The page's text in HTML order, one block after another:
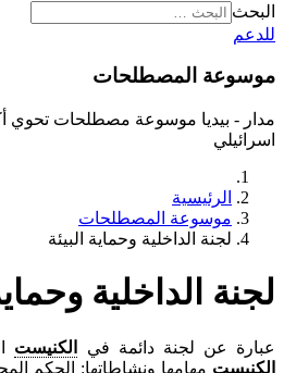
البحث
للدعم
موسوعة المصطلحات
اسرائيلي
الرئيسية
موسوعة المصطلحات
لجنة الداخلية وحماية البيئة
لجنة الداخلية
عبارة عن لجنة دائمة في الكنيست
الكنيست مهامها ونشاطاتها: الحكم